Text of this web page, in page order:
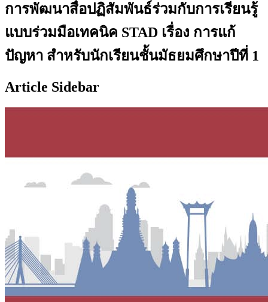
การพัฒนาสื่อปฏิสัมพันธ์ร่วมกับการเรียนรู้
แบบร่วมมือเทคนิค STAD เรื่อง การแก้
ปัญหา สำหรับนักเรียนชั้นมัธยมศึกษาปีที่ 1
Article Sidebar